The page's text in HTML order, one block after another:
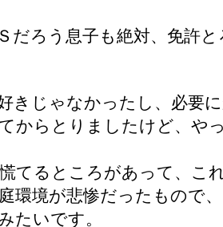
だろう息子も絶対、免許
きじゃなかったし、必要
からとりましたけど、や
てるところがあって、こ
環境が悲惨だったもので
たいです。